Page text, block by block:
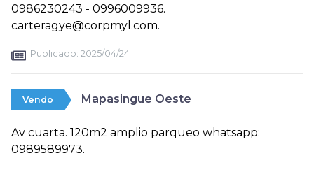
0986230243 - 0996009936.
carteragye@corpmyl.com.
Publicado: 2025/04/24
Vendo Mapasingue Oeste
Av cuarta. 120m2 amplio parqueo whatsapp:
0989589973.